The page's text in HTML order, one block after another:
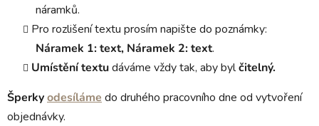
náramků.
Pro rozlišení textu prosím napište do poznámky:
Náramek 1: text, Náramek 2: text.
Umístění textudáváme vždy tak, aby bylčitelný.
Šperkyodesíláme do druhého pracovního dne od vytvoření
objednávky.